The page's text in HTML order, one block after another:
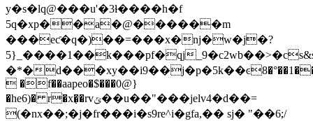
y�s�lq@���u'�3ɫ����h�f
5q�xp��a�@������m
���eƈ�q�)��=���x�nj�w�j�?
5}_����1��k���pf�qj
�*�
 �f��aapeo�$���0@}
�he6)� r�x�̜�rvݶ��u��"���jelv4�d��=
(�nx��;�j�fr���i�s9re^i�gfa,�� sj� "��6׃,/